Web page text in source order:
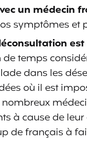
un médecin
symptômes et
de temps
dans les
où il est
à cause de
de français à